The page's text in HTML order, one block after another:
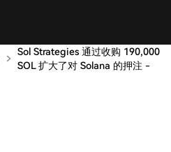
Sol Strategies 通过收购 190,000
SOL 扩大了对 Solana 的押注 -